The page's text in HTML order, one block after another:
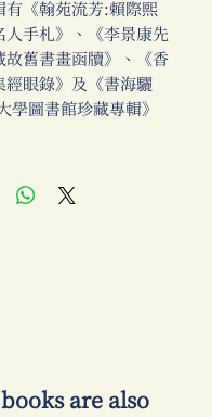
有《翰苑流芳:賴際熙
人手札》、《李景康先
故舊書畫函牘》、《香
經眼錄》及《書海驪
學圖書館珍藏專輯》
books are also